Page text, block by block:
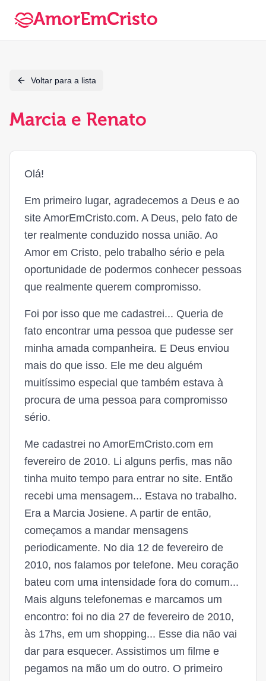
AmorEmCristo
Voltar para a lista
Marcia e Renato
Olá!
Em primeiro lugar, agradecemos a Deus e ao
site AmorEmCristo.com. A Deus, pelo fato de
ter realmente conduzido nossa união. Ao
Amor em Cristo, pelo trabalho sério e pela
oportunidade de podermos conhecer pessoas
que realmente querem compromisso.
Foi por isso que me cadastrei... Queria de
fato encontrar uma pessoa que pudesse ser
minha amada companheira. E Deus enviou
mais do que isso. Ele me deu alguém
muitíssimo especial que também estava à
procura de uma pessoa para compromisso
sério.
Me cadastrei no AmorEmCristo.com em
fevereiro de 2010. Li alguns perfis, mas não
tinha muito tempo para entrar no site. Então
recebi uma mensagem... Estava no trabalho.
Era a Marcia Josiene. A partir de então,
começamos a mandar mensagens
periodicamente. No dia 12 de fevereiro de
2010, nos falamos por telefone. Meu coração
bateu com uma intensidade fora do comum...
Mais alguns telefonemas e marcamos um
encontro: foi no dia 27 de fevereiro de 2010,
às 17hs, em um shopping... Esse dia não vai
dar para esquecer. Assistimos um filme e
pegamos na mão um do outro. O primeiro